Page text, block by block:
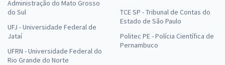
Administração do Mato Grosso
do Sul
UFJ - Universidade Federal de
Jataí
UFRN - Universidade Federal do
Rio Grande do Norte
TCE SP - Tribunal de Contas do
Estado de São Paulo
Politec PE - Polícia Científica de
Pernambuco